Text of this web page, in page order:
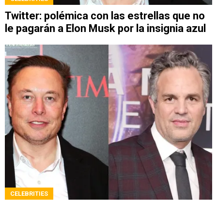
Twitter: polémica con las estrellas que no
le pagarán a Elon Musk por la insignia azul
CELEBRITIES